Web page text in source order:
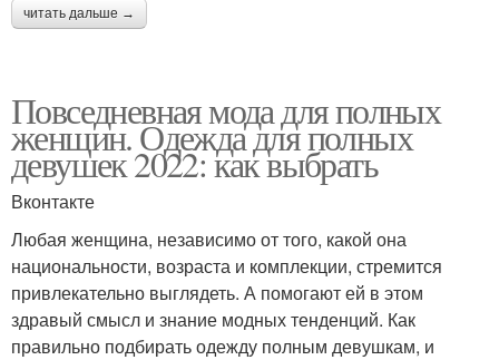
читать дальше →
Повседневная мода для полных
женщин. Одежда для полных
девушек 2022: как выбрать
Вконтакте
Любая женщина, независимо от того, какой она
национальности, возраста и комплекции, стремится
привлекательно выглядеть. А помогают ей в этом
здравый смысл и знание модных тенденций. Как
правильно подбирать одежду полным девушкам, и